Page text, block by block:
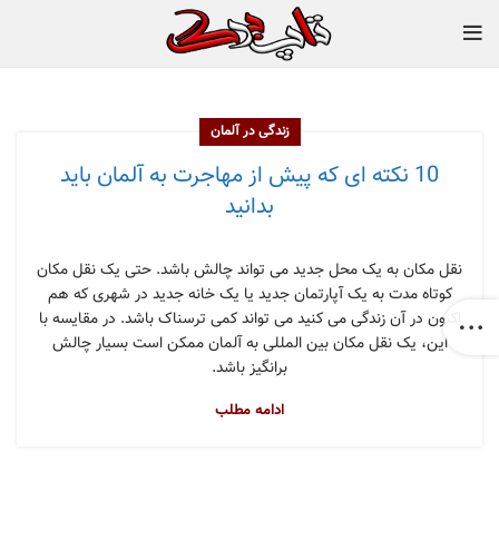
زندگی در آلمان
10 نکته ای که پیش از مهاجرت به آلمان باید
بدانید
نقل مکان به یک محل جدید می تواند چالش باشد. حتی یک نقل مکان
کوتاه مدت به یک آپارتمان جدید یا یک خانه جدید در شهری که هم
اکنون در آن زندگی می کنید می تواند کمی ترسناک باشد. در مقایسه با
این، یک نقل مکان بین المللی به آلمان ممکن است بسیار چالش
برانگیز باشد.
ادامه مطلب